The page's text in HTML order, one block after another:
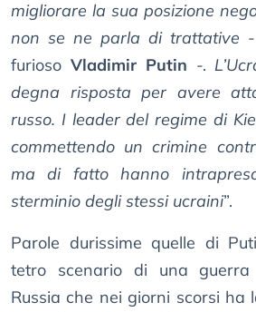
migliorare la sua posizione
non se ne parla di trattative
furioso Vladimir Putin -.
degna risposta per avere
russo. I leader del regime di
commettendo un crimine
ma di fatto hanno
sterminio degli stessi ucraini”.
Parole durissime quelle di
tetro scenario di una
Russia che nei giorni scorsi ha